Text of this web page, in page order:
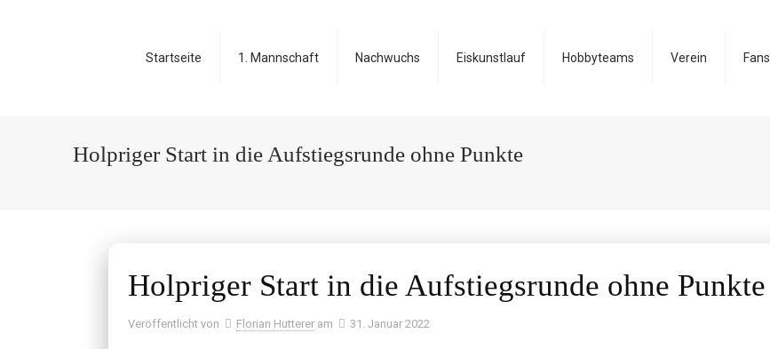
Startseite 1. Mannschaft Nachwuchs Eiskunstlauf Hobbyteams Verein Fans
Holpriger Start in die Aufstiegsrunde ohne Punkte
Holpriger Start in die Aufstiegsrunde ohne Punkte
Veröffentlicht von Florian Hutterer am 31. Januar 2022